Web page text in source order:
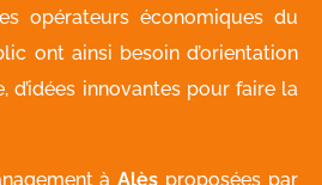
opérateurs économiques du
ont ainsi besoin d’orientation
d’idées innovantes pour faire la
à Alès proposées par